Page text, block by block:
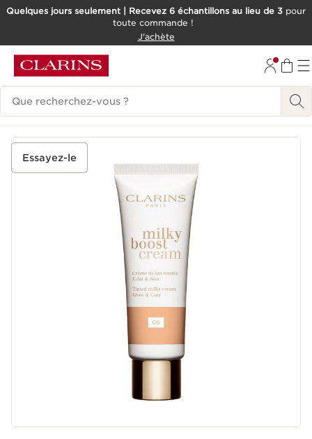
ALLER AU CONTENU
Quelques jours seulement | Recevez 6 échantillons au lieu de 3 pour
toute commande !
J'achète
Historique des recherches
Essayez-le